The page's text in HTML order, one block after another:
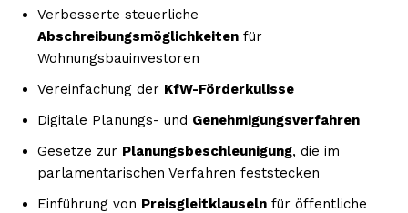
Verbesserte steuerliche
Abschreibungsmöglichkeiten für
Wohnungsbauinvestoren
Vereinfachung der KfW-Förderkulisse
Digitale Planungs- und Genehmigungsverfahren
Gesetze zur Planungsbeschleunigung, die im
parlamentarischen Verfahren feststecken
Einführung von Preisgleitklauseln für öffentliche